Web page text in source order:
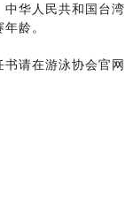
中华人民共和国台湾
龄。
请在游泳协会官网